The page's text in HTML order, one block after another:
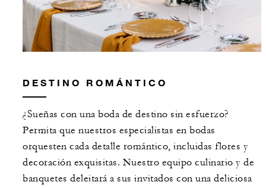
DESTINO ROMÁNTICO
¿Sueñas con una boda de destino sin esfuerzo?
Permita que nuestros especialistas en bodas
orquesten cada detalle romántico, incluidas flores y
decoración exquisitas. Nuestro equipo culinario y de
banquetes deleitará a sus invitados con una deliciosa